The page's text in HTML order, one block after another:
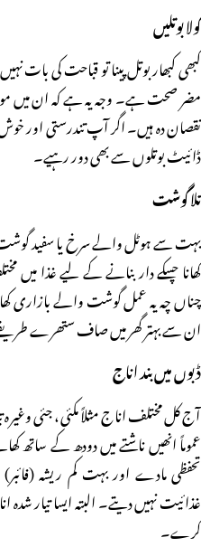
کولا بوتلیں
کبھی کبھار بوتل پینا تو قباحت کی بات
مضر صحت ہے۔ وجہ یہ ہے کہ ان میں
نقصان دہ ہیں۔ اگر آپ تندرستی اور
ڈائیٹ بوتلوں سے بھی دور رہیے۔
تلا گوشت
بہت سے ہوٹل والے سرخ یا سفید گوشت
کھانا چسکے دار بنانے کے لیے غذا میں
چناں چہ یہ عمل گوشت والے بازاری
ان سے بہتر گھر میں صاف ستھرے
ڈبوں میں بند اناج
آج کل مختلف اناج مثلاً مکئی، جئی
عموماً انھیں ناشتے میں دودھ کے ساتھ
تحفظی مادے اور بہت کم ریشہ
غذائیت نہیں دیتے۔ البتہ ایسا تیار
کرے۔